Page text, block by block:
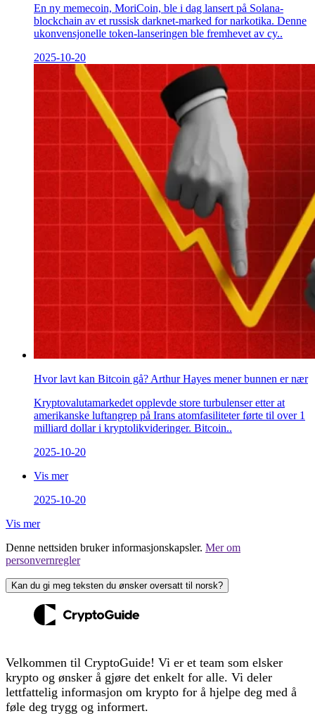
En ny memecoin, MoriCoin, ble i dag lansert på Solana-
blockchain av et russisk darknet-marked for narkotika. Denne
ukonvensjonelle token-lanseringen ble fremhevet av cy..
2025-10-20
Hvor lavt kan Bitcoin gå? Arthur Hayes mener bunnen er nær
Kryptovalutamarkedet opplevde store turbulenser etter at
amerikanske luftangrep på Irans atomfasiliteter førte til over 1
milliard dollar i kryptolikvideringer. Bitcoin..
2025-10-20
Vis mer
2025-10-20
Vis mer
Denne nettsiden bruker informasjonskapsler. Mer om
personvernregler
Kan du gi meg teksten du ønsker oversatt til norsk?
Velkommen til CryptoGuide! Vi er et team som elsker
krypto og ønsker å gjøre det enkelt for alle. Vi deler
lettfattelig informasjon om krypto for å hjelpe deg med å
føle deg trygg og informert.